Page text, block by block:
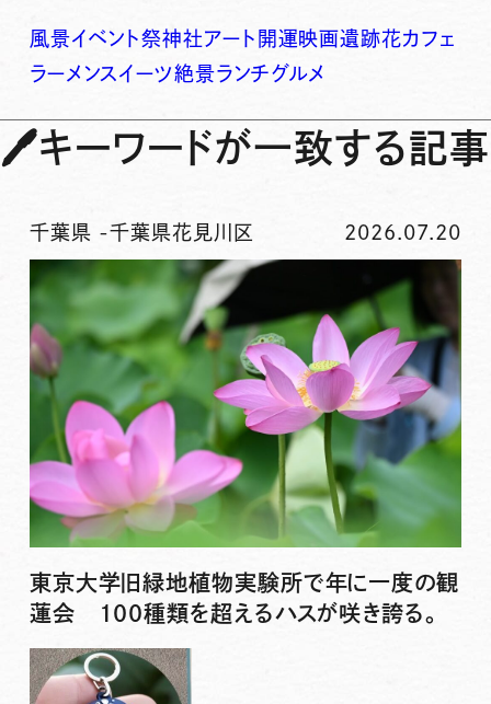
風景イベント祭神社アート 開運映画遺跡花カフェ
ラーメンスイーツ絶景ランチグルメ
🖊キーワードが一致する記事
千葉県 -千葉県花見川区 2026.07.20
東京大学旧緑地植物実験所で年に一度の観
蓮会 100種類を超えるハスが咲き誇る。